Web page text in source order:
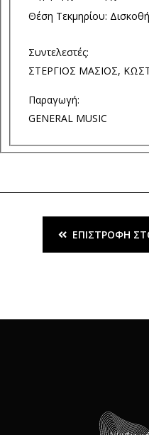
Θέση Τεκμηρίου:
Συντελεστές:
ΣΤΕΡΓΙΟΣ ΜΑΣΙΟΣ,
Παραγωγή:
GENERAL MUSIC
ΕΠΙΣΤΡΟΦΉ